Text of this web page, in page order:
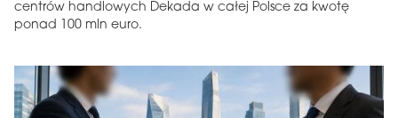
centrów handlowych Dekada w całej Polsce za kwotę
ponad 100 mln euro.